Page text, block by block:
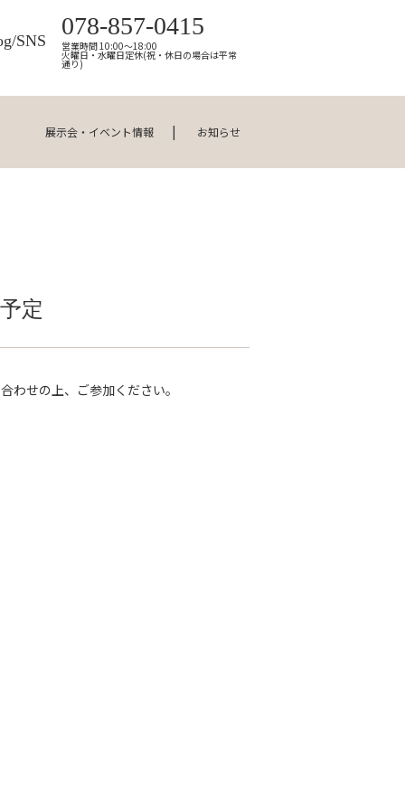
SNS
078-857-0415
営業時間 10:00～18:00
火曜日・水曜日定休(祝・休日の場合は平常
通り)
展示会・イベント情報 お知らせ
定
わせの上、ご参加ください。